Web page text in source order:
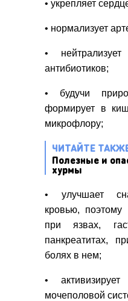
• укрепляет
• нормализует
•
антибиотиков;
• будучи
формирует в
микрофлору;
ЧИТАЙТЕ
Полезные и
хурмы
• улучшает
кровью, поэтому
при язвах,
панкреатитах,
болях в нем;
•
мочеполовой